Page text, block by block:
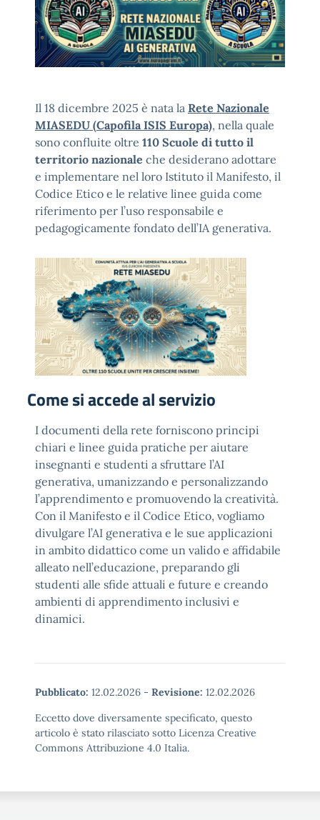
Il 18 dicembre 2025 è nata la Rete Nazionale
MIASEDU (Capofila ISIS Europa), nella quale
sono confluite oltre 110 Scuole di tutto il
territorio nazionale che desiderano adottare
e implementare nel loro Istituto il Manifesto, il
Codice Etico e le relative linee guida come
riferimento per l’uso responsabile e
pedagogicamente fondato dell’IA generativa.
Come si accede al servizio
I documenti della rete forniscono principi
chiari e linee guida pratiche per aiutare
insegnanti e studenti a sfruttare l’AI
generativa, umanizzando e personalizzando
l’apprendimento e promuovendo la creatività.
Con il Manifesto e il Codice Etico, vogliamo
divulgare l’AI generativa e le sue applicazioni
in ambito didattico come un valido e affidabile
alleato nell’educazione, preparando gli
studenti alle sfide attuali e future e creando
ambienti di apprendimento inclusivi e
dinamici.
Pubblicato: 12.02.2026 - Revisione: 12.02.2026
Eccetto dove diversamente specificato, questo
articolo è stato rilasciato sotto Licenza Creative
Commons Attribuzione 4.0 Italia.